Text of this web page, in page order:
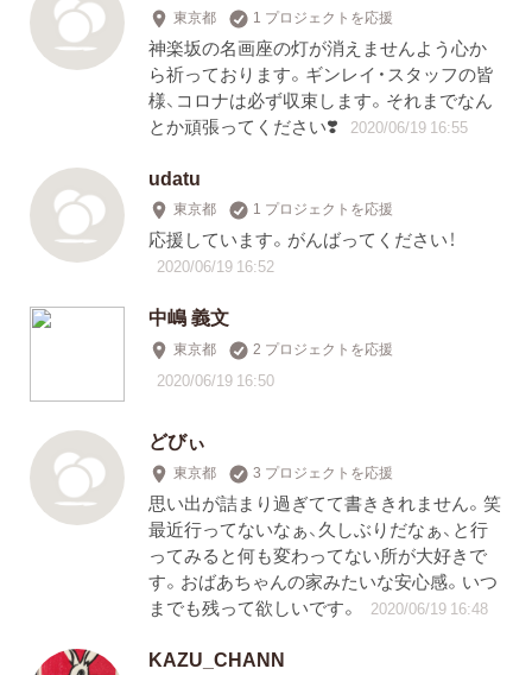
東京都 1 プロジェクトを応援
神楽坂の名画座の灯が消えませんよう心か
ら祈っております。ギンレイ・スタッフの皆
様、コロナは必ず収束します。それまでなん
とか頑張ってください❣️
2020/06/19 16:55
udatu
東京都 1 プロジェクトを応援
応援しています。がんばってください！
2020/06/19 16:52
中嶋 義文
東京都 2 プロジェクトを応援
2020/06/19 16:50
どびぃ
東京都 3 プロジェクトを応援
思い出が詰まり過ぎてて書ききれません。笑
最近行ってないなぁ、久しぶりだなぁ、と行
ってみると何も変わってない所が大好きで
す。おばあちゃんの家みたいな安心感。いつ
までも残って欲しいです。
2020/06/19 16:48
KAZU_CHANN